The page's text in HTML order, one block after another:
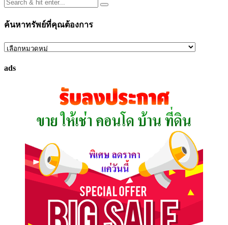
ค้นหาทรัพย์ที่คุณต้องการ
ค้นหา
ที่
ads